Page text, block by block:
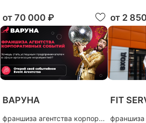
от70 000 ₽ от 2
ВАРУНА
франшиза агентства корпор...
FIT
франшиза